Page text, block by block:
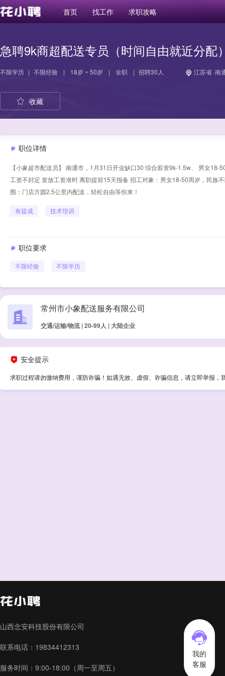
首页 找工作 求职攻略
我的
客服
急聘9k商超配送专员（时间自由就近分配
不限学历 | 不限经验 | 18岁 ~ 50岁 | 全职 | 招聘30人 江苏省 ·南
收藏
职位详情
【小象超市配送员】 南通市，1月31日开业缺口30 综合薪资9k-1.5w、 男女
工资不封定 发放工资准时 离职提前15天报备 招工对象：男女18-50周岁，民族
围：门店方圆2.5公里内配送，轻松自由等你来！
有提成 技术培训
职位要求
不限经验 不限学历
常州市小象配送服务有限公司
交通/运输/物流 | 20-99人 | 大陆企业
安全提示
求职过程请勿缴纳费用，谨防诈骗！如遇无效、虚假、诈骗信息，请立即举报，
山西念安科技股份有限公司
联系电话：19834412313
服务时间：9:00-18:00（周一至周五）